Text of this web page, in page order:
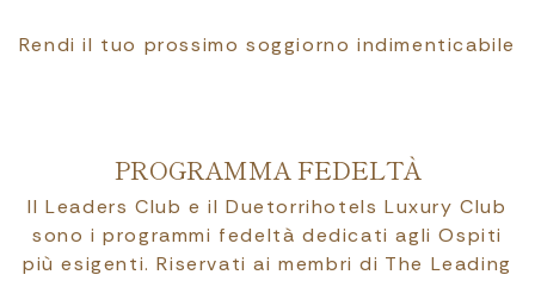
Rendi il tuo prossimo soggiorno indimenticabile
PROGRAMMA FEDELTÀ
Il Leaders Club e il Duetorrihotels Luxury Club
sono i programmi fedeltà dedicati agli Ospiti
più esigenti. Riservati ai membri di The Leading